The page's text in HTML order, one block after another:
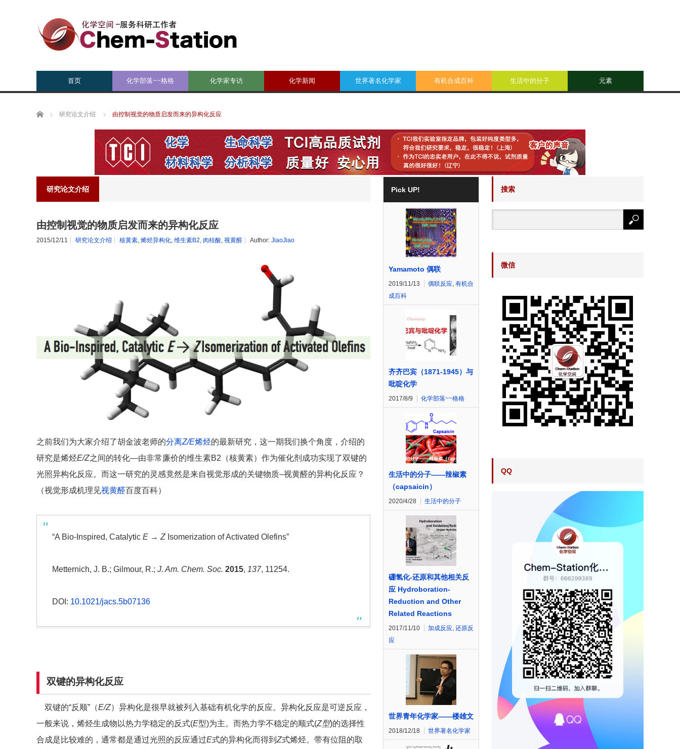
首页 化学部落~~格格 化学家专访 化学新闻 世界著名化学家 有机合成百科 生活中的分子 元素
Home 研究论文介绍 由控制视觉的物质启发而来的异构化反应
研究论文介绍
由控制视觉的物质启发而来的异构化反应
2015/12/11 研究论文介绍 核黄素, 烯烃异构化, 维生素B2, 肉桂酸, 视黄醛 Author: JiaoJiao
之前我们为大家介绍了胡金波老师的分离Z/E烯烃的最新研究，这一期我们换个角度，介绍的
研究是烯烃E/Z之间的转化—由非常廉价的维生素B2（核黄素）作为催化剂成功实现了双键的
光照异构化反应。而这一研究的灵感竟然是来自视觉形成的关键物质–视黄醛的异构化反应？
（视觉形成机理见视黄醛百度百科）
“A Bio-Inspired, Catalytic E → ZIsomerization of Activated Olefins”
Metternich, J. B.; Gilmour, R.; J. Am. Chem. Soc. 2015, 137, 11254.
DOI: 10.1021/jacs.5b07136
双键的异构化反应
双键的“反顺”（E/Z）异构化是很早就被列入基础有机化学的反应。异构化反应是可逆反应，
一般来说，烯烃生成物以热力学稳定的反式(E型)为主。而热力学不稳定的顺式(Z型)的选择性
合成是比较难的，通常都是通过光照的反应通过E式的异构化而得到 Z式烯烃。带有位阻的取
Pick UP!
Yamamoto 偶联
2019/11/13 偶联反应, 有机合
成百科
齐齐巴宾（1871-1945）与
吡啶化学
2017/8/9 化学部落~~格格
生活中的分子——辣椒素
（capsaicin）
2020/4/28 生活中的分子
硼氢化-还原和其他相关反
应 Hydroboration-
Reduction and Other
Related Reactions
2017/11/10 加成反应, 还原反
应
世界青年化学家——楼雄文
2018/12/18 世界著名化学家
搜索
微信
QQ